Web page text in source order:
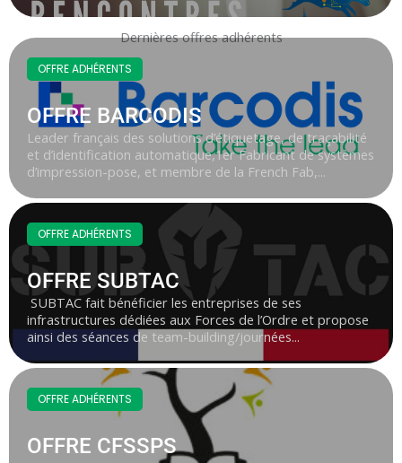
Dernières offres adhérents
OFFRE ADHÉRENTS
OFFRE BARCODIS
Leader français des solutions d’étiquetage, de traçabilité
et d’identification automatique,1er Fabricant de systèmes
d’impression-pose, et membre de la French Fab,...
OFFRE ADHÉRENTS
OFFRE SUBTAC
SUBTAC fait bénéficier les entreprises de ses
infrastructures dédiées aux Forces de l’Ordre et propose
ainsi des séances de team-building/journées...
OFFRE ADHÉRENTS
OFFRE CFSSPS